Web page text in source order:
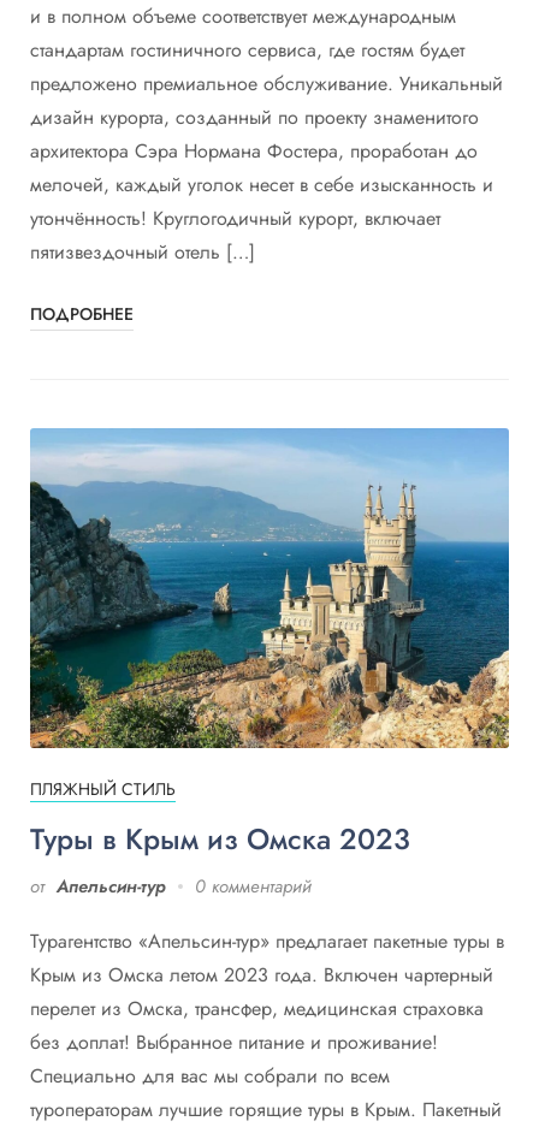
и в полном объеме соответствует международным
стандартам гостиничного сервиса, где гостям будет
предложено премиальное обслуживание. Уникальный
дизайн курорта, созданный по проекту знаменитого
архитектора Сэра Нормана Фостера, проработан до
мелочей, каждый уголок несет в себе изысканность и
утончённость! Круглогодичный курорт, включает
пятизвездочный отель […]
ПОДРОБНЕЕ
ПЛЯЖНЫЙ СТИЛЬ
Туры в Крым из Омска 2023
от Апельсин-тур 0 комментарий
Турагентство «Апельсин-тур» предлагает пакетные туры в
Крым из Омска летом 2023 года. Включен чартерный
перелет из Омска, трансфер, медицинская страховка
без доплат! Выбранное питание и проживание!
Специально для вас мы собрали по всем
туроператорам лучшие горящие туры в Крым. Пакетный